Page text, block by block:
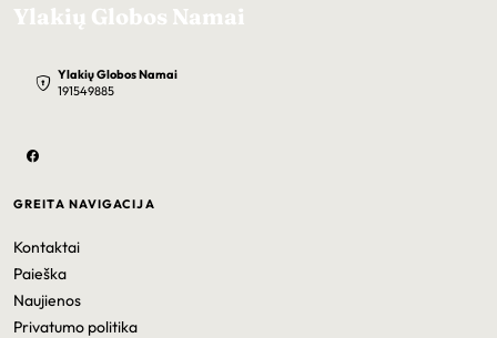
Ylakių Globos Namai
Ylakių Globos Namai
191549885
GREITA NAVIGACIJA
Kontaktai
Paieška
Naujienos
Privatumo politika